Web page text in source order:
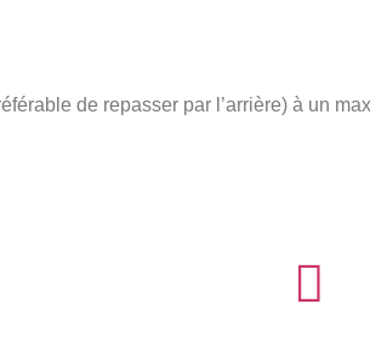
de repasser par l’arrière) à un